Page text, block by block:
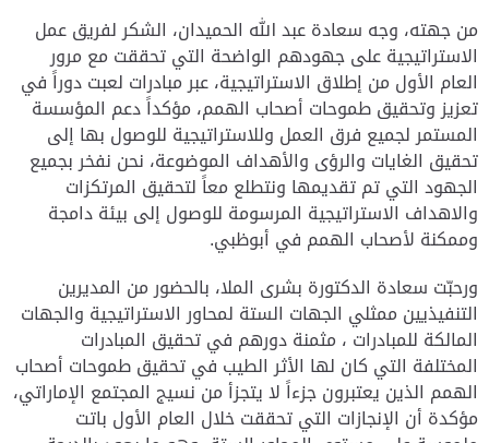
من جهته، وجه سعادة عبد الله الحميدان، الشكر لفريق عمل
الاستراتيجية على جهودهم الواضحة التي تحققت مع مرور
العام الأول من إطلاق الاستراتيجية، عبر مبادرات لعبت دوراً في
تعزيز وتحقيق طموحات أصحاب الهمم، مؤكداً دعم المؤسسة
المستمر لجميع فرق العمل وللاستراتيجية للوصول بها إلى
تحقيق الغايات والرؤى والأهداف الموضوعة، نحن نفخر بجميع
الجهود التي تم تقديمها ونتطلع معاً لتحقيق المرتكزات
والاهداف الاستراتيجية المرسومة للوصول إلى بيئة دامجة
وممكنة لأصحاب الهمم في أبوظبي.
ورحبّت سعادة الدكتورة بشرى الملا، بالحضور من المديرين
التنفيذيين ممثلي الجهات الستة لمحاور الاستراتيجية والجهات
المالكة للمبادرات ، مثمنة دورهم في تحقيق المبادرات
المختلفة التي كان لها الأثر الطيب في تحقيق طموحات أصحاب
الهمم الذين يعتبرون جزءاً لا يتجزأ من نسيج المجتمع الإماراتي،
مؤكدة أن الإنجازات التي تحققت خلال العام الأول باتت